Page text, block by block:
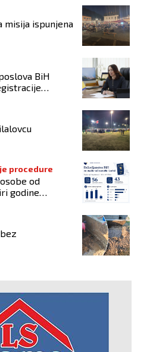
misija ispunjena
BiH
procedure
od
godine